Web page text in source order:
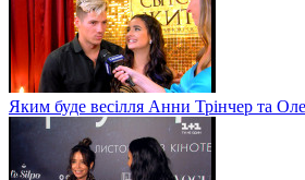
Яким буде весілля Анни Трінчер та